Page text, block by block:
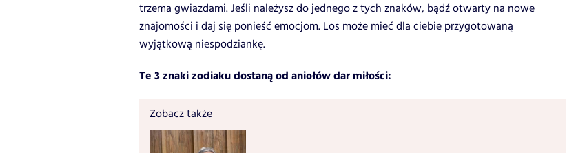
trzema gwiazdami. Jeśli należysz do jednego z tych znaków, bądź otwarty na nowe
znajomości i daj się ponieść emocjom. Los może mieć dla ciebie przygotowaną
wyjątkową niespodziankę.
Te 3 znaki zodiaku dostaną od aniołów dar miłości:
Zobacz także